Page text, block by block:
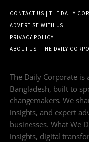
CONTACT US | THE DAILY
ADVERTISE WITH US
PRIVACY POLICY
ABOUT US | THE DAILY
The Daily Corporate is
Bangladesh, built to
changemakers. We
insights, and expert
businesses. What We
insights, digital